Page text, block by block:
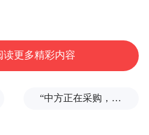
读更多精彩内容
“中方正在采购，令人鼓舞！”